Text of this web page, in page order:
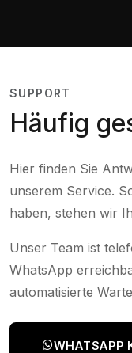
SUPPORT
Häufig
Hier finden Sie
unserem Service.
haben, stehen wir
Unser Team ist
WhatsApp
automatisierte
WHATSAPP